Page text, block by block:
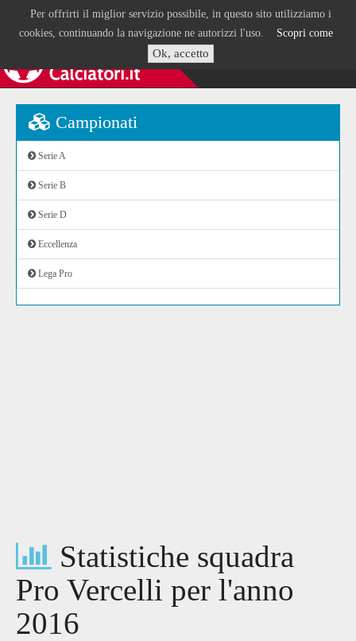
Per offrirti il miglior servizio possibile, in questo sito utilizziamo i
cookies, continuando la navigazione ne autorizzi l'uso. Scopri come
Ok, accetto
Campionati
Serie A
Serie B
Serie D
Eccellenza
Lega Pro
Statistiche squadra
Pro Vercelli per l'anno
2016